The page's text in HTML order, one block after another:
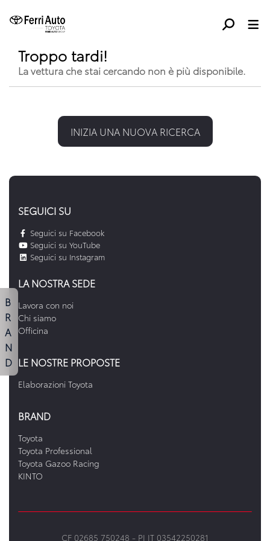
Troppo tardi!
La vettura che stai cercando non è più disponibile.
INIZIA UNA NUOVA RICERCA
SEGUICI SU
Seguici su Facebook
Seguici su YouTube
Seguici su Instagram
LA NOSTRA SEDE
Lavora con noi
Chi siamo
Officina
LE NOSTRE PROPOSTE
Elaborazioni Toyota
BRAND
Toyota
Toyota Professional
Toyota Gazoo Racing
KINTO
CF 02685 750248 - PI IT 03542250281
B
R
A
N
D